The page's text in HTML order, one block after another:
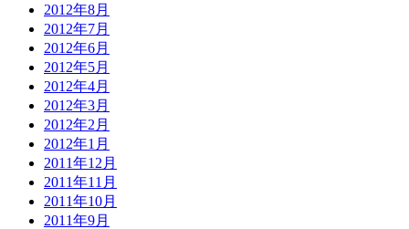
2012年8月
2012年7月
2012年6月
2012年5月
2012年4月
2012年3月
2012年2月
2012年1月
2011年12月
2011年11月
2011年10月
2011年9月